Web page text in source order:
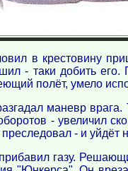
в крестовину
- таки добить его.
полёт, умело
маневр
- увеличил
преследовал - и
газу.